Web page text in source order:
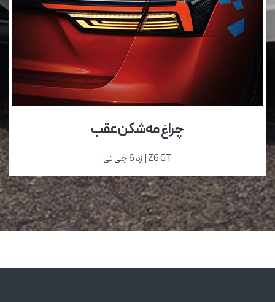
چراغ مه‌شکن عقب
Z6 GT | زد 6 جی تی